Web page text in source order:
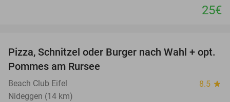
25€
24%
Pizza, Schnitzel oder Burger nach Wahl + opt.
Pommes am Rursee
Beach Club Eifel 8.5 star
Nideggen (14 km)